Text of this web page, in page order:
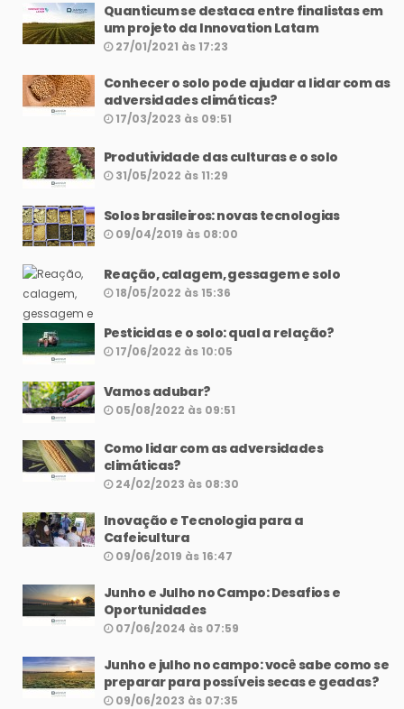
Quanticum se destaca entre finalistas em
um projeto da Innovation Latam
27/01/2021 às 17:23
Conhecer o solo pode ajudar a lidar com as
adversidades climáticas?
17/03/2023 às 09:51
Produtividade das culturas e o solo
31/05/2022 às 11:29
Solos brasileiros: novas tecnologias
09/04/2019 às 08:00
Reação, calagem, gessagem e solo
18/05/2022 às 15:36
Pesticidas e o solo: qual a relação?
17/06/2022 às 10:05
Vamos adubar?
05/08/2022 às 09:51
Como lidar com as adversidades
climáticas?
24/02/2023 às 08:30
Inovação e Tecnologia para a
Cafeicultura
09/06/2019 às 16:47
Junho e Julho no Campo: Desafios e
Oportunidades
07/06/2024 às 07:59
Junho e julho no campo: você sabe como se
preparar para possíveis secas e geadas?
09/06/2023 às 07:35